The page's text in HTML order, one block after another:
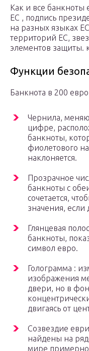
Как и все банкноты
ЕС , подпись
на разных языках
территорий ЕС,
элементов защиты.
Функции
Банкнота в 200
Чернила,
цифре,
банкноты,
фиолетового
наклоняется.
Прозрачное
банкноты с
сочетается,
значения, если
Глянцевая
банкноты,
символ евро.
Голограмма :
изображения
двери, но в
двигаясь от
Созвездие
найдены на
мире примерно